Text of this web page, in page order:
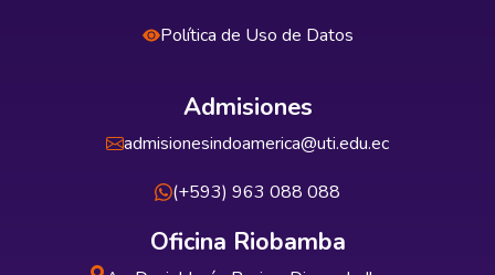
Política de Uso de Datos
Admisiones
admisionesindoamerica@uti.edu.ec
(+593) 963 088 088
Oficina Riobamba